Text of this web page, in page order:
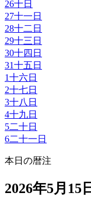
26十日
27十一日
28十二日
29十三日
30十四日
31十五日
1十六日
2十七日
3十八日
4十九日
5二十日
6二十一日
本日の暦注
2026年5月15